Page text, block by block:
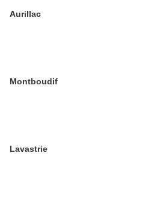
Aurillac
Montboudif
Lavastrie